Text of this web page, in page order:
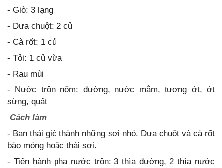
- Giò: 3 lạng
- Dưa chuột: 2 củ
- Cà rốt: 1 củ
- Tỏi: 1 củ vừa
- Rau mùi
- Nước trộn nộm: đường, nước mắm, tương ớt, ớt
sừng, quất
Cách làm
- Bạn thái giò thành những sợi nhỏ. Dưa chuột và cà rốt
bào mỏng hoặc thái sợi.
- Tiến hành pha nước trộn: 3 thìa đường, 2 thìa nước